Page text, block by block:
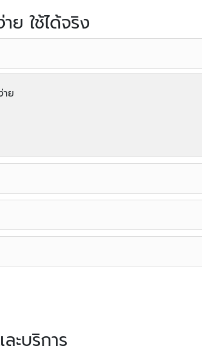
ย ใช้ได้จริง
ย
ะบริการ